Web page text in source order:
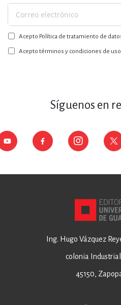
Suscríbase
a
nuestro
boletín:
Acepto Política de tratamiento de
Acepto términos y condiciones de uso
Síguenos en
Ing. Hugo Vázquez
colonia
45150,